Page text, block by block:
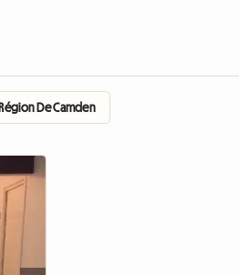
De Camden